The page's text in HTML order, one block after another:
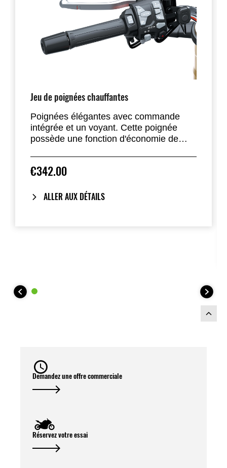
Jeu de poignées chauffantes
Poignées élégantes avec commande
intégrée et un voyant. Cette poignée
possède une fonction d'économie de
poignées s'éteignent et le voyant
niveaux de températeures (100%, 60%,
€342.00
ALLER AUX DÉTAILS
Demandez une offre commerciale
Réservez votre essai